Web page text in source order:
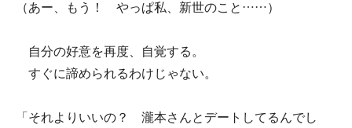
（あー、もう！ やっぱ私、新世のこと……）
自分の好意を再度、自覚する。
すぐに諦められるわけじゃない。
「それよりいいの？ 瀧本さんとデートしてるんでし